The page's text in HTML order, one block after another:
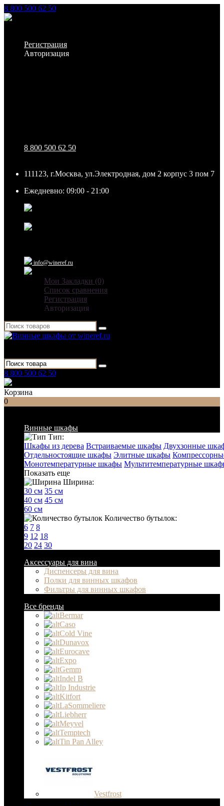
8 800 500 62 50
Регистрация
Авторизация
8 800 500 62 50
111123, г.Москва, ул.Электродная, дом 2 корпус 3 пом 7
Ежедневно: 09:00 - 21:00
info@wineref.ru
Мои Закладки (0)
Список сравнения
Регистрация
Авторизация
8 800 500 62 50
Корзина
0
Винные шкафы
Тип:
Шкафы из дерева Встраиваемые шкафы Двухзонные
Отдельностоящие шкафы Элитные шкафы
Монотемпературные шкафы Мультитемпературные
Показать еще
Ширина:
30 см 35 см
40 см 45 см
60 см
Количество бутылок:
6 7 8
9 12 18
20 24 30
Аксессуары для вина
Диспенсеры для вина
Полки для винных шкафов
Фильтры для винных шкафов
Все бренды
Bermar
Caso
Cold Vine
Dunavox
Eurocave
Expo
Gemm
Indel B
Ip Industrie
Kitfort
LaSommeliere
Liebherr
Meyvel
Temptech
Tin Pan Alley
Vestfrost